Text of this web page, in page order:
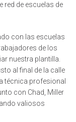
red de escuelas de
con las escuelas
de los
nuestra plantilla.
al final de la calle
técnica profesional
con Chad, Miller
valiosos